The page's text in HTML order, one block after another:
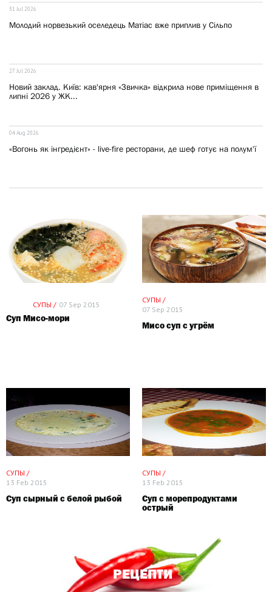
31 Jul 2026
Молодий норвезький оселедець Матіас вже приплив у Сільпо
27 Jul 2026
Новий заклад. Київ: кав'ярня «Звичка» відкрила нове приміщення в
липні 2026 у ЖК...
04 Aug 2026
«Вогонь як інгредієнт» - live-fire ресторани, де шеф готує на полум'ї
СУПЫ / 07 Sep 2015
Суп Мисо-мори
СУПЫ /
07 Sep 2015
Мисо суп с угрём
СУПЫ /
13 Feb 2015
Суп сырный с белой рыбой
СУПЫ /
13 Feb 2015
Суп с морепродуктами
острый
РЕЦЕПТИ